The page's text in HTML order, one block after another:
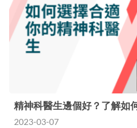
精神科醫生邊個好？了解如
2023-03-07